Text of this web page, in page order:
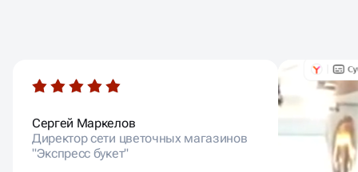
Сергей Маркелов
Директор сети цветочных магазинов
"Экспресс букет"